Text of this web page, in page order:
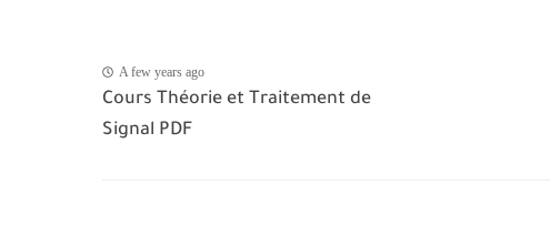
A few years ago
Cours Théorie et Traitement de
Signal PDF